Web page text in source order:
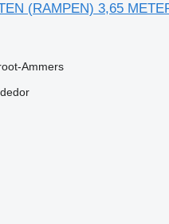
(RAMPEN) 3,65
Ammers